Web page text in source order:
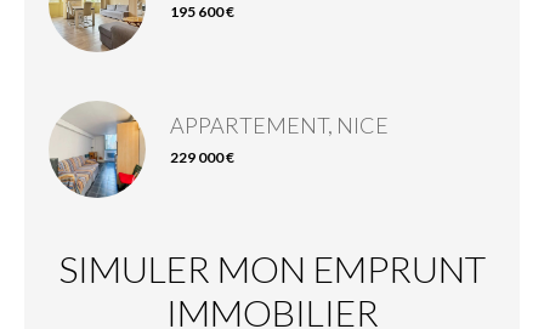
195 600 €
APPARTEMENT, NICE
229 000 €
SIMULER MON EMPRUNT
IMMOBILIER